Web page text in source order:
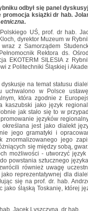
odbył się panel
promocja książki dr hab.
.
UŚ, prof. dr hab.
dyrektor Muzeum w
z Samorządem
Rektora ds.
EKOTERM SILESIA z
z Politechniki Śląskiej i
na temat statusu
uchwalono w Polsce
która zgodnie z
kaszubski jako język
jak stało się to w
języków
określana jest jako dialekt
jego gramatyki i
jego
się między sobą,
możliwości - utworzyć język
powstania sztucznego
również uwagę
reprezentatywnej dla
się na prof. dr. hab.
jako śląską Toskanię, której